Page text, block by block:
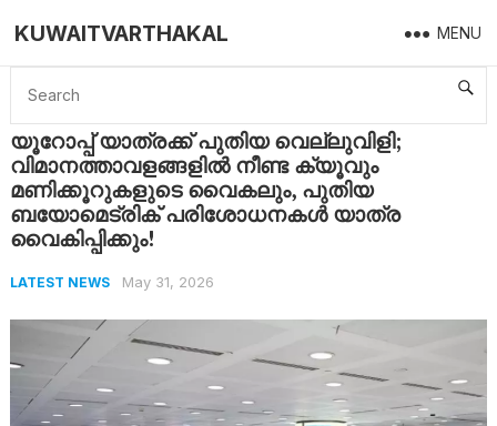
KUWAITVARTHAKAL MENU
Home Latest News യൂറോപ്പ് യാത്രക്ക് പുതിയ വെല്ലുവിളി; വിമാനത്താവളങ്ങളിൽ നീണ്ട ക്യൂവും മണിക്കൂറുകളുടെ വൈകലും, പുതിയ ബയോമെട്രിക് പരിശോധനകൾ യാത്ര വൈകിപ്പിക്കും!
യൂറോപ്പ് യാത്രക്ക് പുതിയ വെല്ലുവിളി;
വിമാനത്താവളങ്ങളിൽ നീണ്ട ക്യൂവും
മണിക്കൂറുകളുടെ വൈകലും, പുതിയ
ബയോമെട്രിക് പരിശോധനകൾ യാത്ര
വൈകിപ്പിക്കും!
LATEST NEWS May 31, 2026